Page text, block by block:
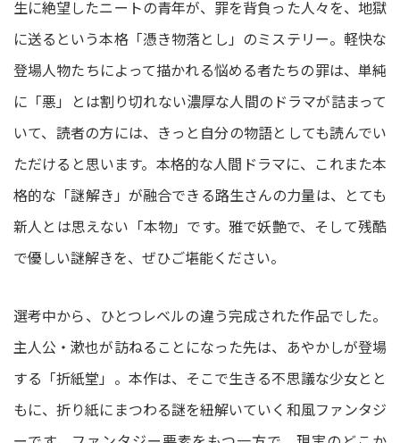
生に絶望したニートの青年が、罪を背負った人々を、地獄
に送るという本格「憑き物落とし」のミステリー。軽快な
登場人物たちによって描かれる悩める者たちの罪は、単純
に「悪」とは割り切れない濃厚な人間のドラマが詰まって
いて、読者の方には、きっと自分の物語としても読んでい
ただけると思います。本格的な人間ドラマに、これまた本
格的な「謎解き」が融合できる路生さんの力量は、とても
新人とは思えない「本物」です。雅で妖艶で、そして残酷
で優しい謎解きを、ぜひご堪能ください。
選考中から、ひとつレベルの違う完成された作品でした。
主人公・漱也が訪ねることになった先は、あやかしが登場
する「折紙堂」。本作は、そこで生きる不思議な少女とと
もに、折り紙にまつわる謎を紐解いていく和風ファンタジ